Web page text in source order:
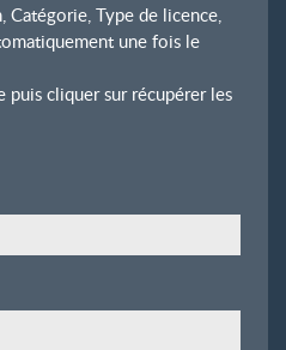
Catégorie, Type de licence,
une fois le
puis cliquer sur récupérer les